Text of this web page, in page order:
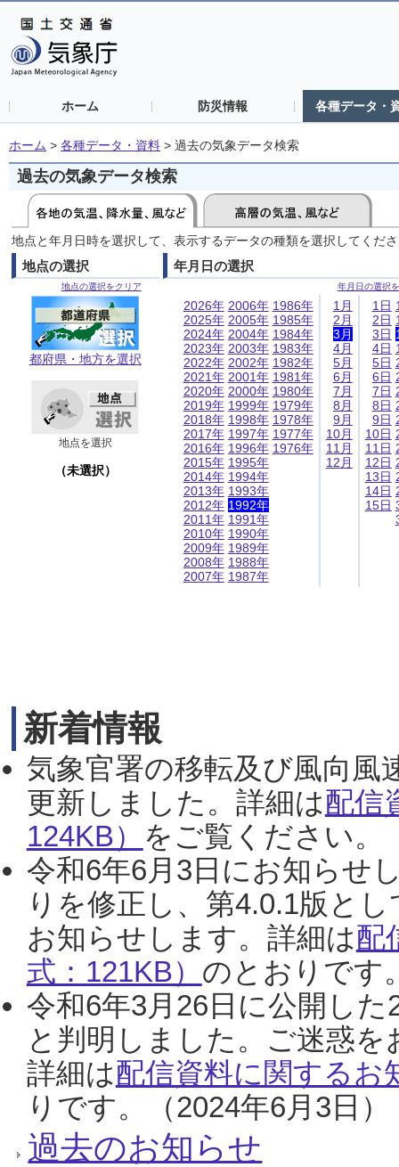
ホーム 防災情報 各種データ・
ホーム > 各種データ・資料 > 過去の気象データ検索
過去の気象データ検索
地点と年月日時を選択して、表示するデータの種類を選択してくだ
地点の選択
地点の選択をクリア
都府県・地方を選択
地点を選択
（未選択）
年月日の選択
年月日の選択
2026年
2025年
2024年
2023年
2022年
2021年
2020年
2019年
2018年
2017年
2016年
2015年
2014年
2013年
2012年
2011年
2010年
2009年
2008年
2007年
2006年
2005年
2004年
2003年
2002年
2001年
2000年
1999年
1998年
1997年
1996年
1995年
1994年
1993年
1992年
1991年
1990年
1989年
1988年
1987年
1986年
1985年
1984年
1983年
1982年
1981年
1980年
1979年
1978年
1977年
1976年
1月
2月
3月
4月
5月
6月
7月
8月
9月
10月
11月
12月
1日
2日
3日
4日
5日
6日
7日
8日
9日
10日
11日
12日
13日
14日
15日
新着情報
気象官署の移転及び風向風
更新しました。詳細は配信
124KB） をご覧ください。
令和6年6月3日にお知らせ
りを修正し、第4.0.1版と
お知らせします。詳細は配
式：121KB） のとおりです
令和6年3月26日に公開し
と判明しました。ご迷惑
詳細は配信資料に関するお
りです。（2024年6月3日）
過去のお知らせ